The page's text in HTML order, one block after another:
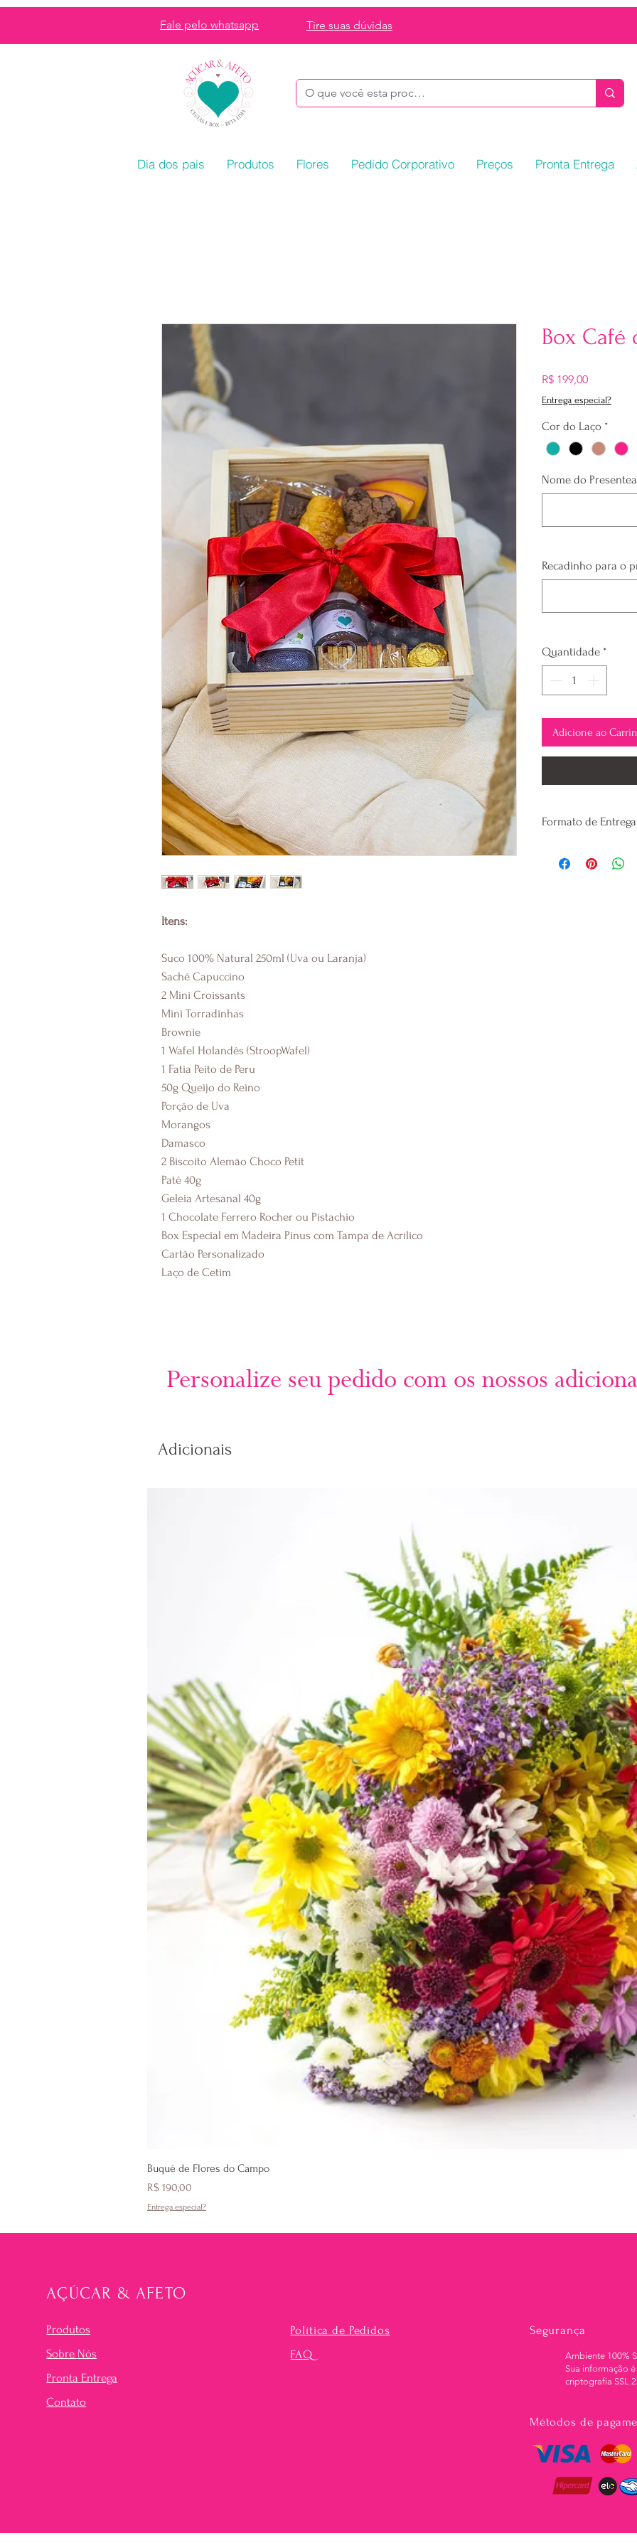
Fale pelo whatsapp Tire suas dúvidas
Dia dos pais Produtos Flores Pedido Corporativo Preços Pronta Entrega
Itens:
Suco 100% Natural 250ml (Uva ou Laranja)
Sachê Capuccino
2 Mini Croissants
Mini Torradinhas
Brownie
1 Wafel Holandês (StroopWafel)
1 Fatia Peito de Peru
50g Queijo do Reino
Porção de Uva
Morangos
Damasco
2 Biscoito Alemão Choco Petit
Patê 40g
Geleia Artesanal 40g
1 Chocolate Ferrero Rocher ou Pistachio
Box Especial em Madeira Pinus com Tampa de Acrílico
Cartão Personalizado
Laço de Cetim
Box Café
R$ 199,00Preço
Entrega especial?
Cor do Laço *
Nome do
Recadinho para o
Quantidade *
Adicione ao
Formato de
Horários de Saída
Personalize seu pedido com os nossos
Adicionais
Buquê de Flores do Campo
Preço
R$ 190,00
Entrega especial?
AÇÚCAR & AFETO
Produtos
Sobre Nós
Pronta Entrega
Contato
Política de Pedidos
FAQ
Segurança
Ambiente 100%
Sua informação
criptografia SSL
Métodos de